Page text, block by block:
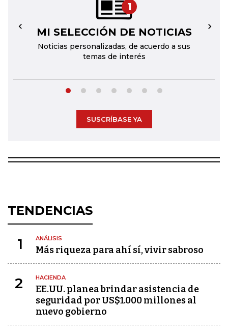
1
MI SELECCIÓN DE NOTICIAS
Noticias personalizadas, de acuerdo a sus
temas de interés
← →
SUSCRÍBASE YA
TENDENCIAS
1 ANÁLISIS
Más riqueza para ahí sí, vivir sabroso
2 HACIENDA
EE.UU. planea brindar asistencia de
seguridad por US$1.000 millones al
nuevo gobierno